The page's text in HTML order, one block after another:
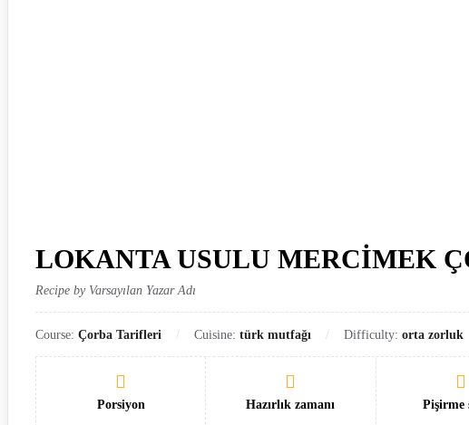
LOKANTA USULU MERCİMEK
Recipe by Varsayılan Yazar Adı
Course: Çorba Tarifleri Cuisine: türk mutfağı Difficulty: orta zorluk
Porsiyon Hazırlık zamanı Pişirme